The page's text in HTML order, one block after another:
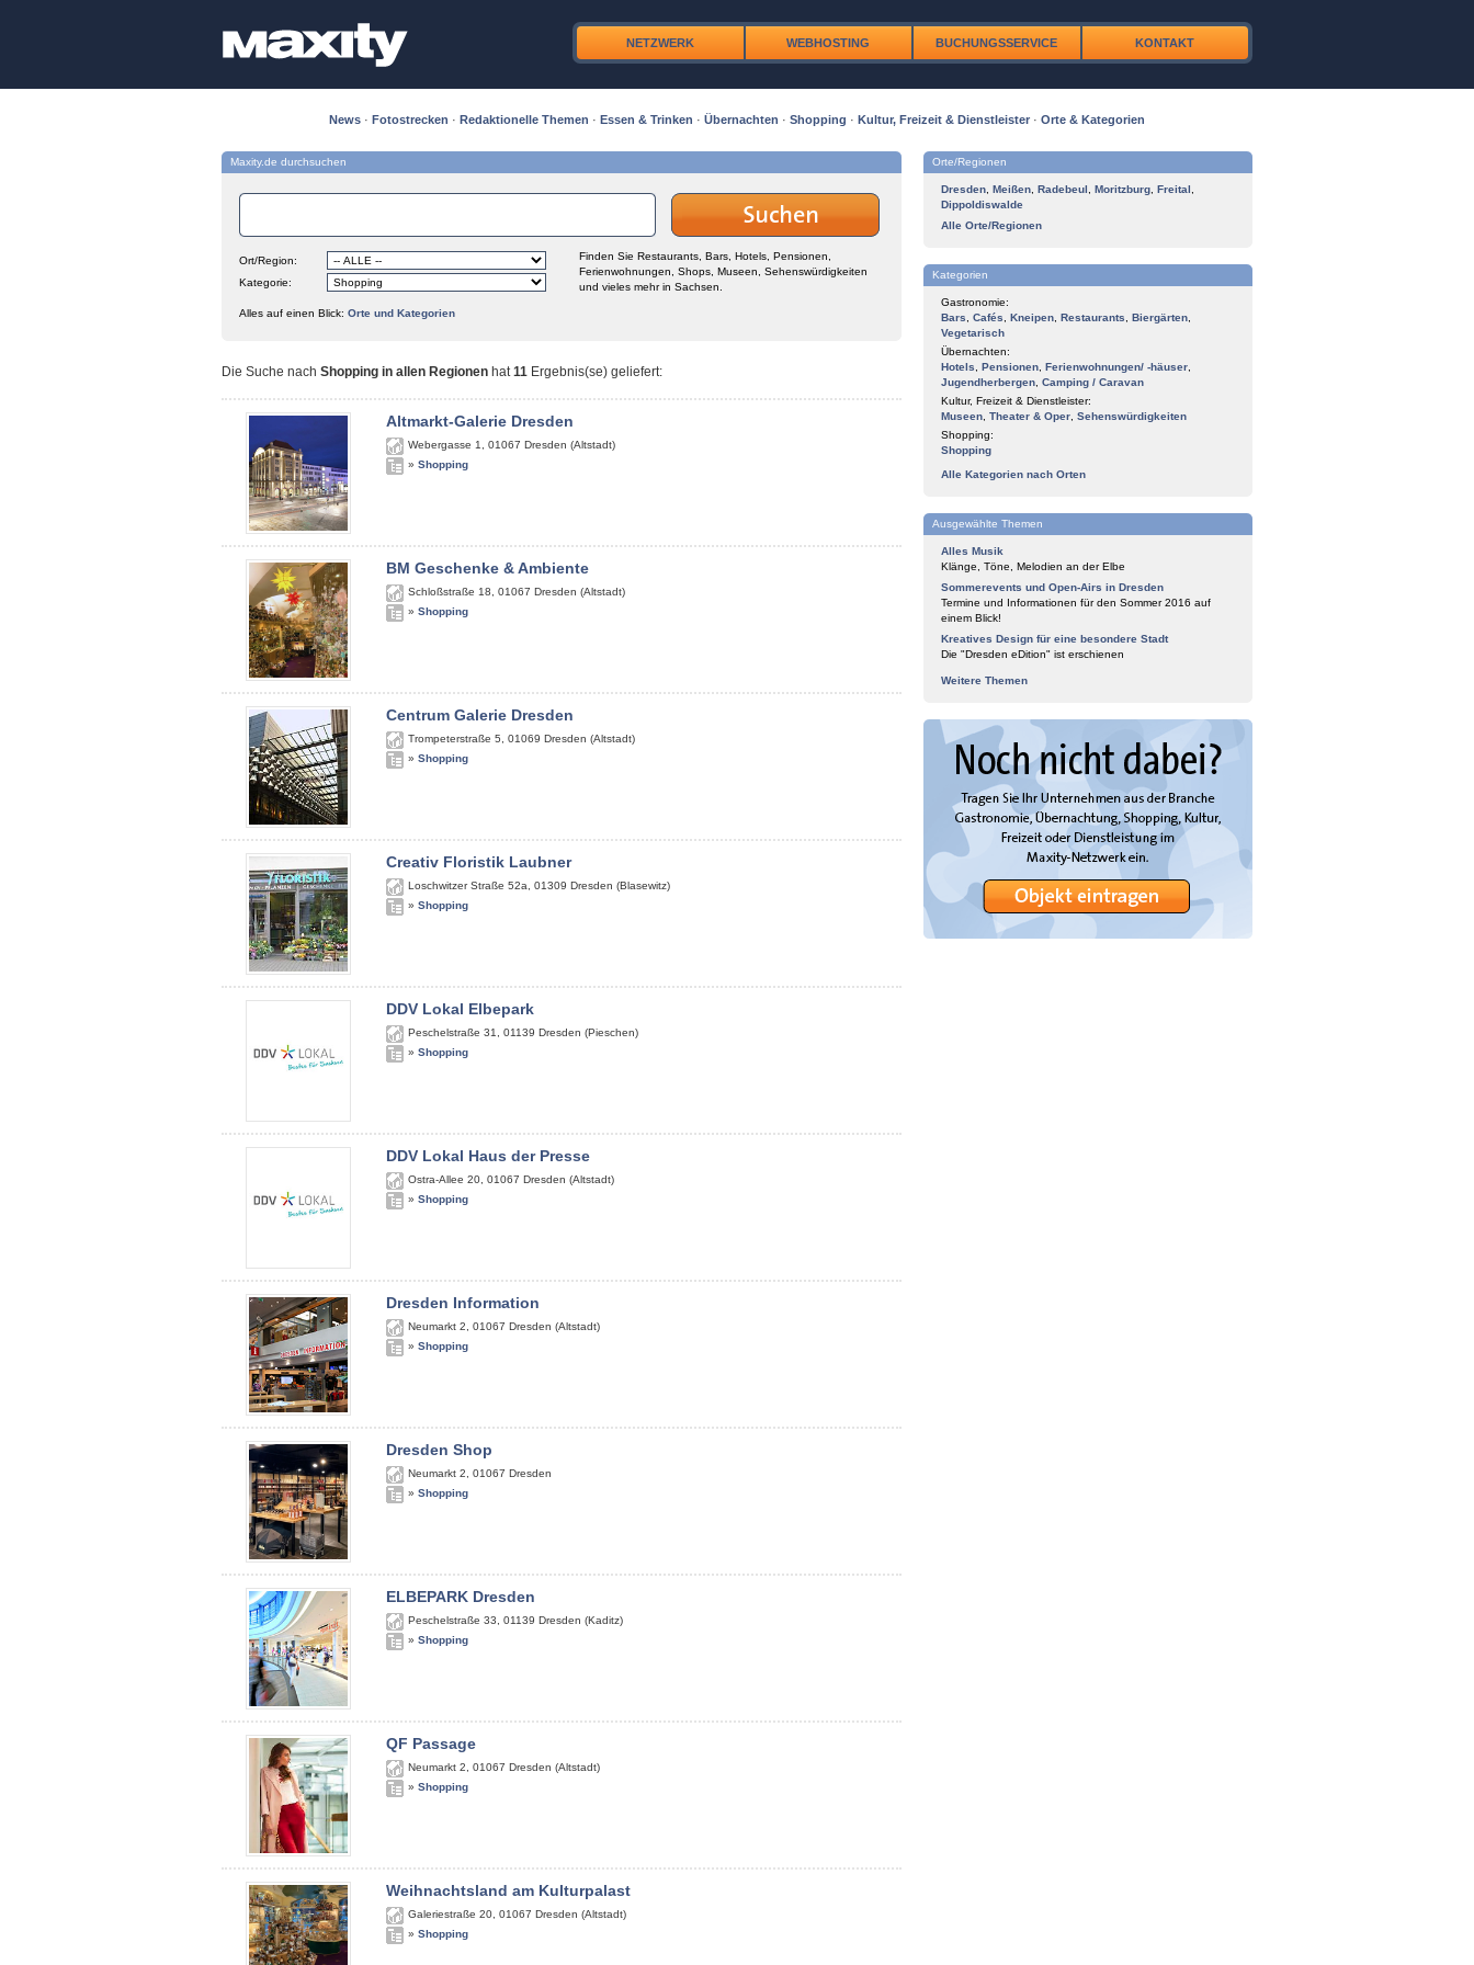
NETZWERK WEBHOSTING BUCHUNGSSERVICE KONTAKT
News · Fotostrecken · Redaktionelle Themen · Essen & Trinken · Übernachten · Shopping · Kultur, Freizeit & Dienstleister · Orte & Kategorien
Maxity.de durchsuchen
Ort/Region:
Kategorie:
Finden Sie Restaurants, Bars, Hotels, Pensionen,
Ferienwohnungen, Shops, Museen, Sehenswürdigkeiten
und vieles mehr in Sachsen.
Alles auf einen Blick: Orte und Kategorien
Die Suche nach Shopping in allen Regionen hat11 Ergebnis(se) geliefert:
Altmarkt-Galerie Dresden
Webergasse 1 01067 Dresden (Altstadt)
» Shopping
BM Geschenke & Ambiente
Schloßstraße 18 01067 Dresden (Altstadt)
» Shopping
Centrum Galerie Dresden
Trompeterstraße 5 01069 Dresden (Altstadt)
» Shopping
Creativ Floristik Laubner
Loschwitzer Straße 52a 01309 Dresden (Blasewitz)
» Shopping
DDV Lokal Elbepark
Peschelstraße 31 01139 Dresden (Pieschen)
» Shopping
DDV Lokal Haus der Presse
Ostra-Allee 20 01067 Dresden (Altstadt)
» Shopping
Dresden Information
Neumarkt 2 01067 Dresden (Altstadt)
» Shopping
Dresden Shop
Neumarkt 2 01067 Dresden
» Shopping
ELBEPARK Dresden
Peschelstraße 33 01139 Dresden (Kaditz)
» Shopping
QF Passage
Neumarkt 2 01067 Dresden (Altstadt)
» Shopping
Weihnachtsland am Kulturpalast
Galeriestraße 20 01067 Dresden (Altstadt)
» Shopping
Orte/Regionen
Dresden Meißen Radebeul Moritzburg Freital
Dippoldiswalde
Alle Orte/Regionen
Kategorien
Gastronomie:
Bars
Cafés Kneipen Restaurants Biergärten
Vegetarisch
Übernachten:
Hotels
Pensionen Ferienwohnungen/ -häuser
Jugendherbergen Camping / Caravan
Kultur, Freizeit & Dienstleister:
Museen Theater & Oper Sehenswürdigkeiten
Shopping:
Shopping
Alle Kategorien nach Orten
Ausgewählte Themen
Alles Musik
Klänge, Töne, Melodien an der Elbe
Sommerevents und Open-Airs in Dresden
Termine und Informationen für den Sommer 2016 auf
einem Blick!
Kreatives Design für eine besondere Stadt
Die "Dresden eDition" ist erschienen
Weitere Themen